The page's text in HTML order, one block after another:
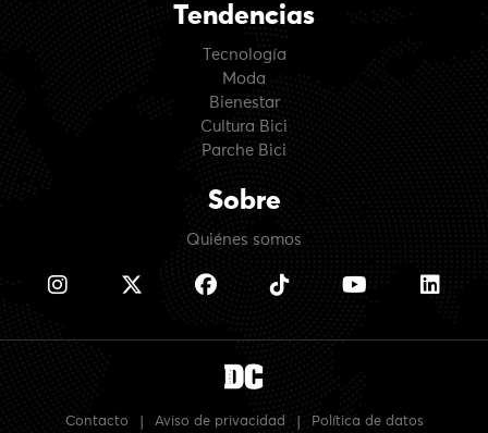
Tendencias
Tecnología
Moda
Bienestar
Cultura Bici
Parche Bici
Sobre
Quiénes somos
Contacto Aviso de privacidad Política de datos